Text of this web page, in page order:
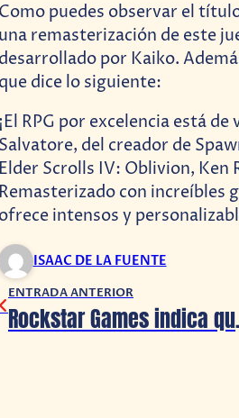
Como puedes observar el
una remasterización de este
desarrollado por Kaiko.
que dice lo siguiente:
¡El RPG por excelencia está
Salvatore, del creador de
Elder Scrolls IV: Oblivion,
Remasterizado con increíbles
ofrece intensos y
ISAAC DE LA FUENTE
ENTRADA ANTERIOR
Rockstar Games